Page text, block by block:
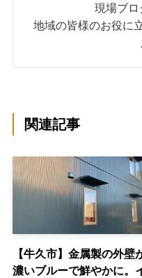
現場ブロ
地域の皆様のお役に
関連記事
【牛久市】金属製の外壁
濃いブルーで鮮やかに。